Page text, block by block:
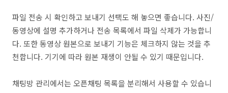
파일 전송 시 확인하고 보내기 선택도 해 놓으면 좋습니다. 사진/
동영상에 설명 추가하거나 전송 목록에서 파일 삭제가 가능합니
다. 또한 동영상 원본으로 보내기 기능은 체크하지 않는 것을 추
천합니다. 기기에 따라 원본 재생이 안될 수 있기 때문입니다.
채팅방 관리에서는 오픈채팅 목록을 분리해서 사용할 수 있습니